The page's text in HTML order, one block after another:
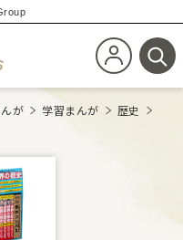
新規会員登
検
が 学習まんが
歴史